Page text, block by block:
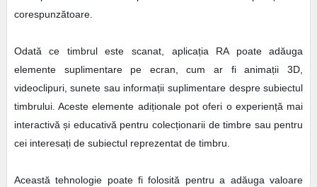
corespunzătoare.
Odată ce timbrul este scanat, aplicația RA poate adăuga
elemente suplimentare pe ecran, cum ar fi animații 3D,
videoclipuri, sunete sau informații suplimentare despre subiectul
timbrului. Aceste elemente adiționale pot oferi o experiență mai
interactivă și educativă pentru colecționarii de timbre sau pentru
cei interesați de subiectul reprezentat de timbru.
Această tehnologie poate fi folosită pentru a adăuga valoare